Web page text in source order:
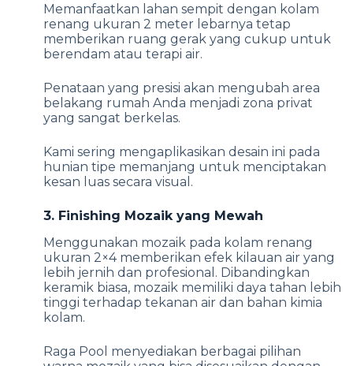
Memanfaatkan lahan sempit dengan kolam
renang ukuran 2 meter lebarnya tetap
memberikan ruang gerak yang cukup untuk
berendam atau terapi air.
Penataan yang presisi akan mengubah area
belakang rumah Anda menjadi zona privat
yang sangat berkelas.
Kami sering mengaplikasikan desain ini pada
hunian tipe memanjang untuk menciptakan
kesan luas secara visual.
3. Finishing Mozaik yang Mewah
Menggunakan mozaik pada kolam renang
ukuran 2×4 memberikan efek kilauan air yang
lebih jernih dan profesional. Dibandingkan
keramik biasa, mozaik memiliki daya tahan lebih
tinggi terhadap tekanan air dan bahan kimia
kolam.
Raga Pool menyediakan berbagai pilihan